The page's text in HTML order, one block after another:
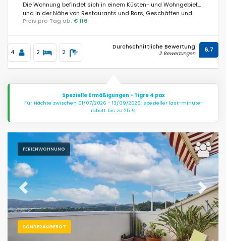
Die Wohnung befindet sich in einem Küsten- und Wohngebiet
und in der Nähe von Restaurants und Bars, Geschäften und
Supermärkten.
Preis pro Tag ab: € 116
4 2 2
Durchschnittliche Bewertung
2 Bewertungen 6,7
Spezielle Ermäßigungen - Tigre 4 pax
Für Nächte zwischen 01/07/2026 - 13/09/2026: spezieller last-minute-
rabatt bis zu 25 %.
FERIENWOHNUNG
SONDERANGEBOT
Previous Next